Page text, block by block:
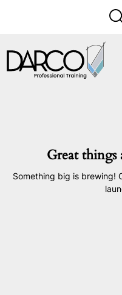
Great
Something big is brewing!